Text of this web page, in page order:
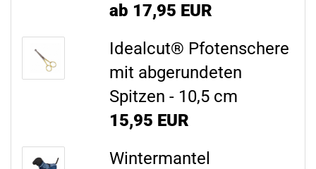
ab 17,95 EUR
Idealcut® Pfotenschere
mit abgerundeten
Spitzen - 10,5 cm
15,95 EUR
Wintermantel